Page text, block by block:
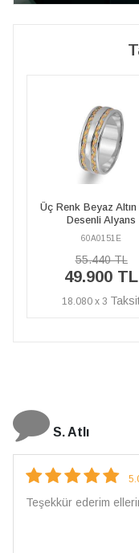
Pırlanta Sıra Taşlı
Beyaz Altın Örgü
129.610 TL
116.650 TL
N. Elçi
Çarpıcı ve